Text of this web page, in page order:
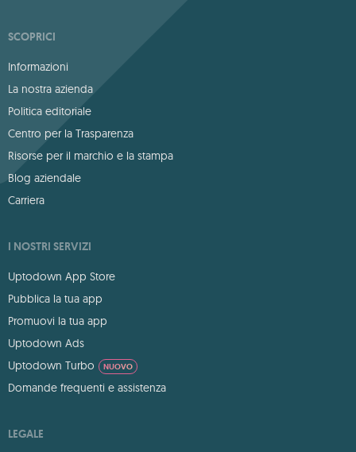
SCOPRICI
Informazioni
La nostra azienda
Politica editoriale
Centro per la Trasparenza
Risorse per il marchio e la stampa
Blog aziendale
Carriera
I NOSTRI SERVIZI
Uptodown App Store
Pubblica la tua app
Promuovi la tua app
Uptodown Ads
Uptodown Turbo
NUOVO
Domande frequenti e assistenza
LEGALE